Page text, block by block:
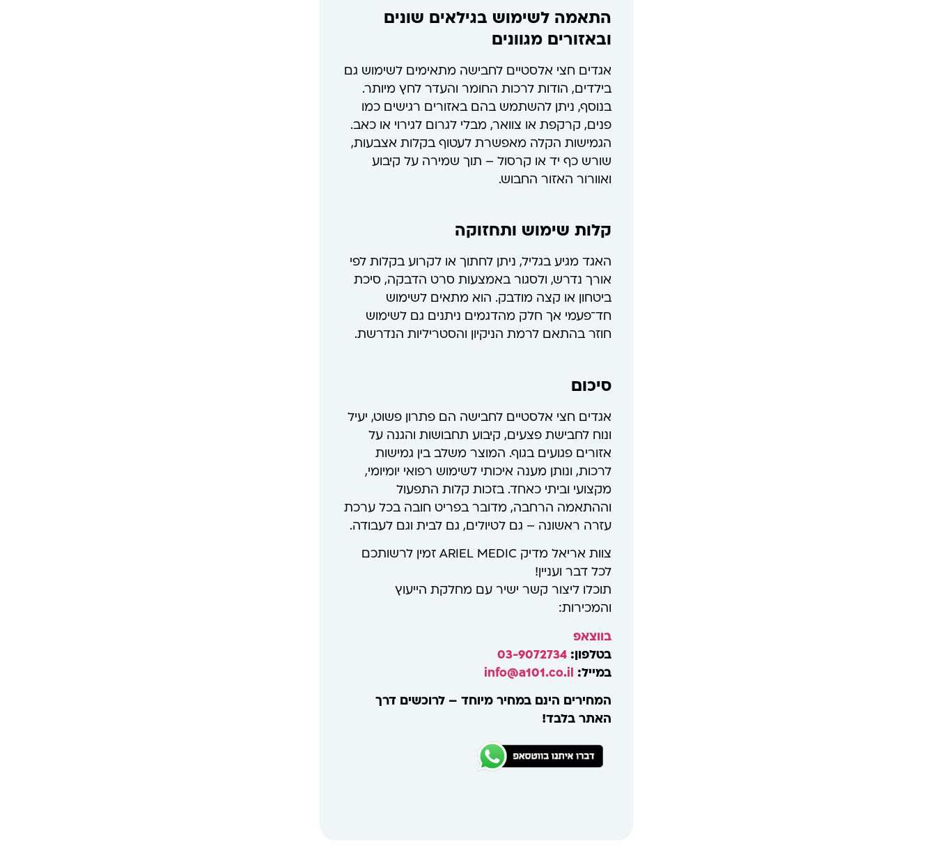
התאמה לשימוש בגילאים שונים
ובאזורים מגוונים
אגדים חצי אלסטיים לחבישה מתאימים לשימוש גם
בילדים, הודות לרכות החומר והעדר לחץ מיותר.
בנוסף, ניתן להשתמש בהם באזורים רגישים כמו
פנים, קרקפת או צוואר, מבלי לגרום לגירוי או כאב.
הגמישות הקלה מאפשרת לעטוף בקלות אצבעות,
שורש כף יד או קרסול – תוך שמירה על קיבוע
ואוורור האזור החבוש.
קלות שימוש ותחזוקה
האגד מגיע בגליל, ניתן לחתוך או לקרוע בקלות לפי
אורך נדרש, ולסגור באמצעות סרט הדבקה, סיכת
ביטחון או קצה מודבק. הוא מתאים לשימוש
חד־פעמי אך חלק מהדגמים ניתנים גם לשימוש
חוזר בהתאם לרמת הניקיון והסטריליות הנדרשת.
סיכום
אגדים חצי אלסטיים לחבישה הם פתרון פשוט, יעיל
ונוח לחבישת פצעים, קיבוע תחבושות והגנה על
אזורים פגועים בגוף. המוצר משלב בין גמישות
לרכות, ונותן מענה איכותי לשימוש רפואי יומיומי,
מקצועי וביתי כאחד. בזכות קלות התפעול
וההתאמה הרחבה, מדובר בפריט חובה בכל ערכת
עזרה ראשונה – גם לטיולים, גם לבית וגם לעבודה.
צוות אריאל מדיק ARIEL MEDIC זמין לרשותכם
לכל דבר ועניין!
תוכלו ליצור קשר ישיר עם מחלקת הייעוץ
והמכירות:
בווצאפ
בטלפון:03-9072734
במייל:
info@a101.co.il
המחירים הינם במחיר מיוחד – לרוכשים דרך
האתר בלבד!